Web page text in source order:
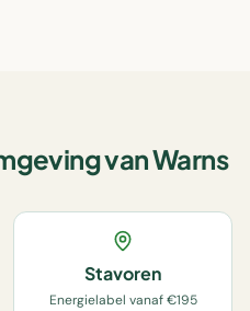
vanWarns
Stavoren
Energielabel vanaf €195